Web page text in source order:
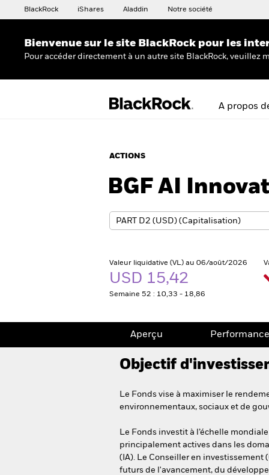
BlackRock iShares Aladdin Notre société
Bienvenue sur le site BlackRock pour les
Pour accéder directement à un autre site BlackRock, veuillez
A propos
ACTIONS
BGF AI
Valeur liquidative (VL) au 06/août/2026
USD 15,42
Semaine 52 : 10,33 - 18,86
Aperçu Performance
Objectif
Le Fonds vise à maximiser le
environnementaux, sociaux et de
Le Fonds investit à l’échelle
principalement actives dans les
(IA). Le Conseiller en investissement
futurs de l'avancement, du